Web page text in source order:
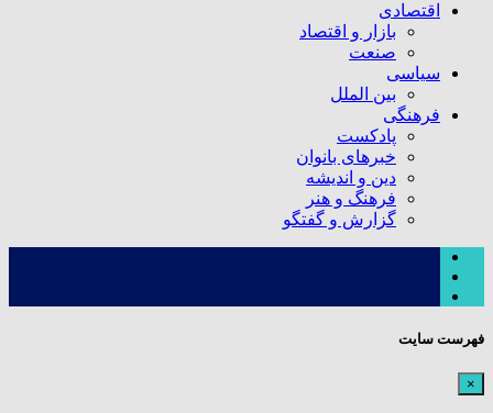
اقتصادی
بازار و اقتصاد
صنعت
سیاسی
بین الملل
فرهنگی
پادکست
خبرهای بانوان
دین و اندیشه
فرهنگ و هنر
گزارش و گفتگو
فهرست سایت
×